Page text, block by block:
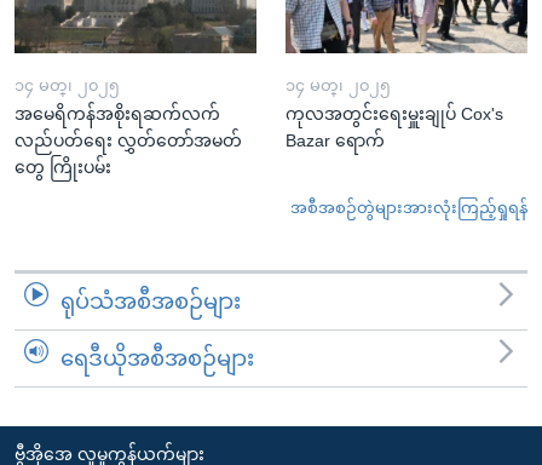
၁၄ မတ္၊ ၂၀၂၅
အမေရိကန်အစိုးရဆက်လက်
လည်ပတ်ရေး လွှတ်တော်အမတ်
တွေ ကြိုးပမ်း
၁၄ မတ္၊ ၂၀၂၅
ကုလအတွင်းရေးမှူးချုပ် Cox's
Bazar ရောက်
အစီအစဉ်တွဲများအားလုံးကြည့်ရှုရန်
ရုပ်သံအစီအစဉ်များ
ရေဒီယိုအစီအစဉ်များ
ဗွီအိုအေ လူမှုကွန်ယက်များ